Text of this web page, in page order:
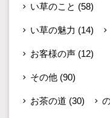
い草のこと (58)
い草の魅力 (14)
お客様の声 (12)
その他 (90)
お茶の道 (30)